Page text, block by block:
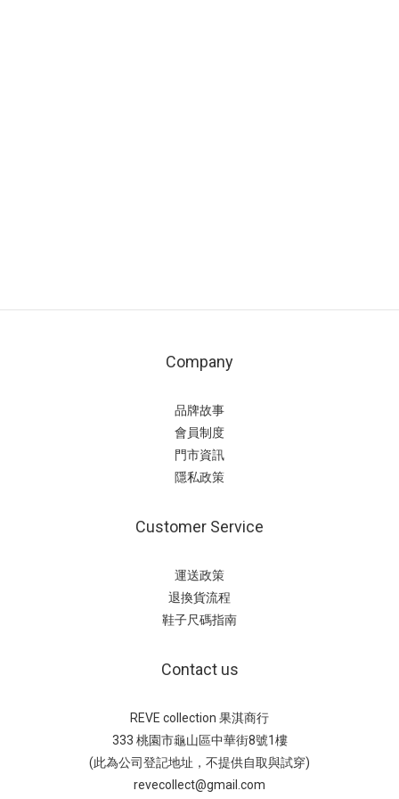
Company
品牌故事
會員制度
門市資訊
隱私政策
Customer Service
運送政策
退換貨流程
鞋子尺碼指南
Contact us
REVE collection 果淇商行
333 桃園市龜山區中華街8號1樓
(此為公司登記地址，不提供自取與試穿)
revecollect@gmail.com